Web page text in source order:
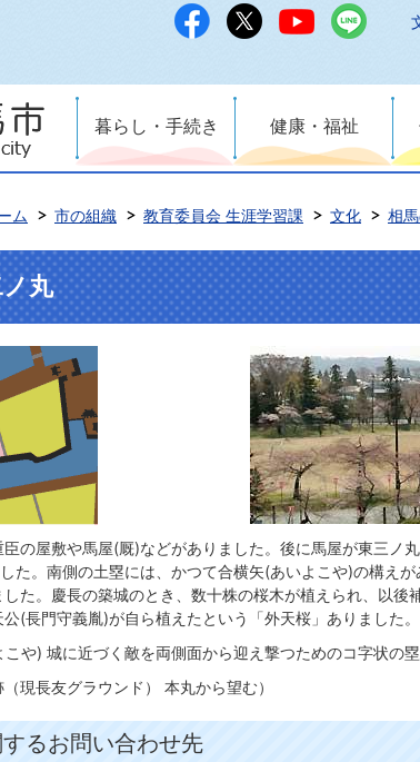
暮らし・手続き 健康・福祉
ム 市の組織 教育委員会 生涯学習課 文化 相
丸
の屋敷や馬屋(厩)などがありました。後に馬屋が東三ノ
た。南側の土塁には、かつて合横矢(あいよこや)の構え
た。慶長の築城のとき、数十株の桜木が植えられ、以後
(長門守義胤)が自ら植えたという「外天桜」ありました。
や) 城に近づく敵を両側面から迎え撃つためのコ字状の
（現長友グラウンド） 本丸から望む）
るお問い合わせ先